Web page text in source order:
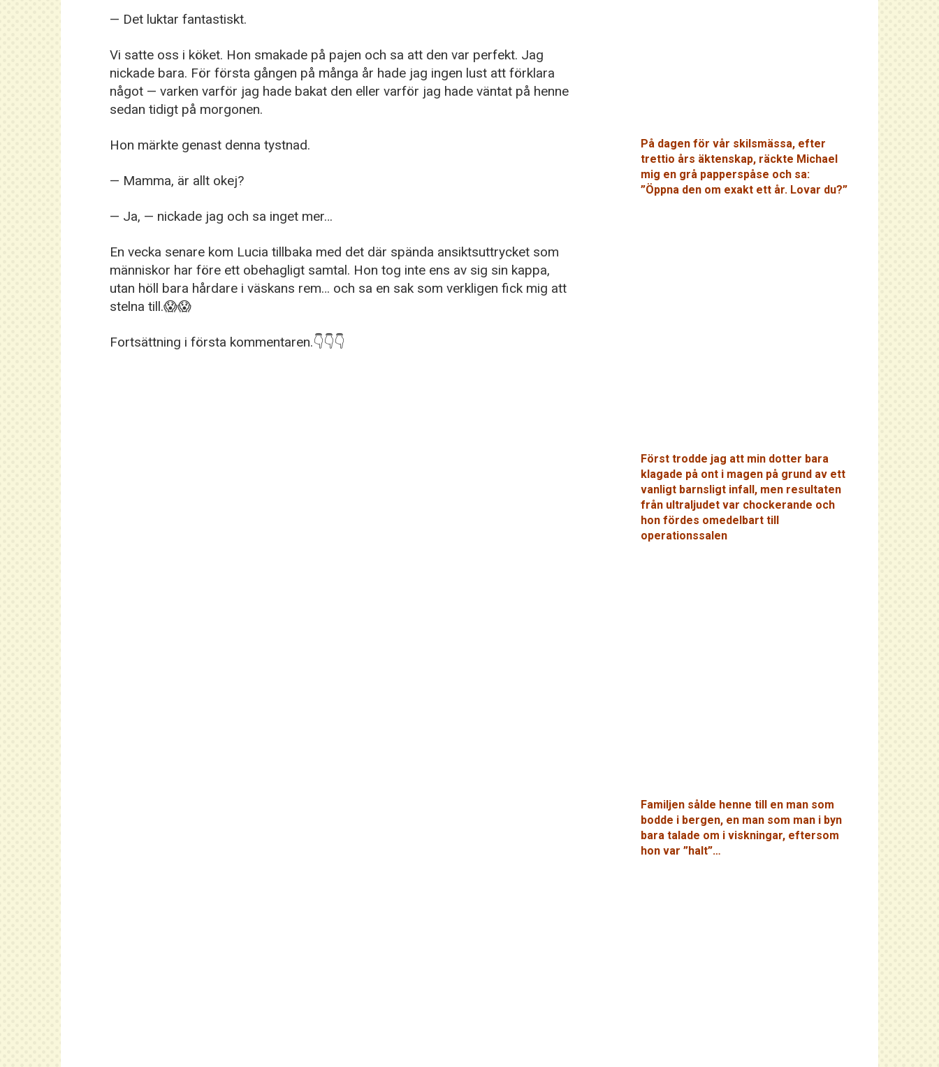
— Det luktar fantastiskt.
Vi satte oss i köket. Hon smakade på pajen och sa att den var perfekt. Jag
nickade bara. För första gången på många år hade jag ingen lust att förklara
något — varken varför jag hade bakat den eller varför jag hade väntat på henne
sedan tidigt på morgonen.
Hon märkte genast denna tystnad.
— Mamma, är allt okej?
— Ja, — nickade jag och sa inget mer…
En vecka senare kom Lucia tillbaka med det där spända ansiktsuttrycket som
människor har före ett obehagligt samtal. Hon tog inte ens av sig sin kappa,
utan höll bara hårdare i väskans rem… och sa en sak som verkligen fick mig att
stelna till.😱😱
Fortsättning i första kommentaren.👇👇👇
På dagen för vår skilsmässa, efter
trettio års äktenskap, räckte Michael
mig en grå papperspåse och sa:
”Öppna den om exakt ett år. Lovar du?”
Först trodde jag att min dotter bara
klagade på ont i magen på grund av ett
vanligt barnsligt infall, men resultaten
från ultraljudet var chockerande och
hon fördes omedelbart till
operationssalen
Familjen sålde henne till en man som
bodde i bergen, en man som man i byn
bara talade om i viskningar, eftersom
hon var ”halt”…